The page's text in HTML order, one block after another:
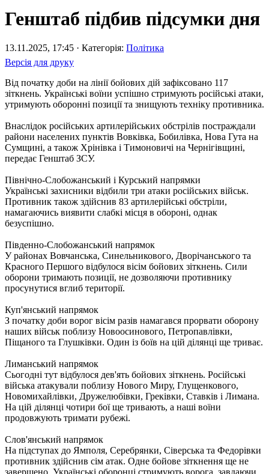
Генштаб підбив підсумки дня
13.11.2025, 17:45 · Категорія: Політика
Версія для друку
Від початку доби на лінії бойових дій зафіксовано 117
зіткнень. Українські воїни успішно стримують російські атаки,
утримують оборонні позиції та знищують техніку противника.
Внаслідок російських артилерійських обстрілів постраждали
райони населених пунктів Вовківка, Бобилівка, Нова Гута на
Сумщині, а також Хрінівка і Тимоновичі на Чернігівщині,
передає Генштаб ЗСУ.
Північно-Слобожанський і Курський напрямки
Українські захисники відбили три атаки російських військ.
Противник також здійснив 83 артилерійські обстріли,
намагаючись виявити слабкі місця в обороні, однак
безуспішно.
Південно-Слобожанський напрямок
У районах Вовчанська, Синельникового, Дворічанського та
Красного Першого відбулося вісім бойових зіткнень. Сили
оборони тримають позиції, не дозволяючи противнику
просунутися вглиб території.
Куп'янський напрямок
З початку доби ворог вісім разів намагався прорвати оборону
наших військ поблизу Новоосинового, Петропавлівки,
Піщаного та Глушківки. Один із боїв на цій ділянці ще триває.
Лиманський напрямок
Сьогодні тут відбулося дев'ять бойових зіткнень. Російські
війська атакували поблизу Нового Миру, Глущенкового,
Новомихайлівки, Дружелюбівки, Греківки, Ставків і Лимана.
На цій ділянці чотири бої ще тривають, а наші воїни
продовжують тримати рубежі.
Слов'янський напрямок
На підступах до Ямполя, Серебрянки, Сіверська та Федорівки
противник здійснив сім атак. Одне бойове зіткнення ще не
завершено. Українські оборонці стримують ворога, завдаючи